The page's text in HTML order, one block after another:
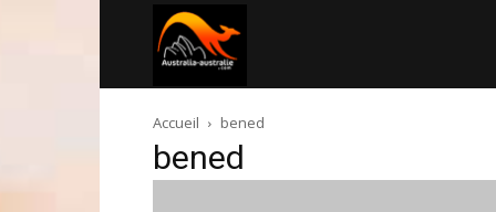
australie.com
Accueil bened
bened